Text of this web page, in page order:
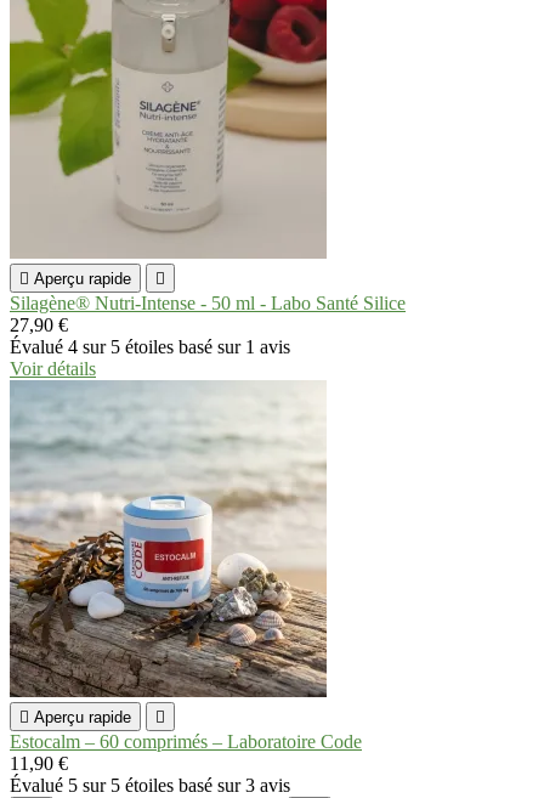
 Aperçu rapide 
Silagène® Nutri-Intense - 50 ml - Labo Santé Silice
27,90 €
Évalué 4 sur 5 étoiles basé sur 1 avis
Voir détails
 Aperçu rapide 
Estocalm – 60 comprimés – Laboratoire Code
11,90 €
Évalué 5 sur 5 étoiles basé sur3 avis